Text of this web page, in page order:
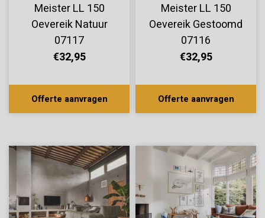
Meister LL 150
Oevereik Natuur
07117
€32,95
Offerte aanvragen
Meister LL 150
Oevereik Gestoomd
07116
€32,95
Offerte aanvragen